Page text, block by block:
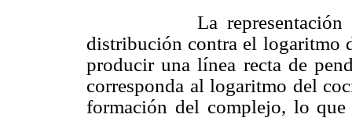
La representación
distribución contra el logaritmo
producir una línea recta de
corresponda al logaritmo del
formación del complejo, lo